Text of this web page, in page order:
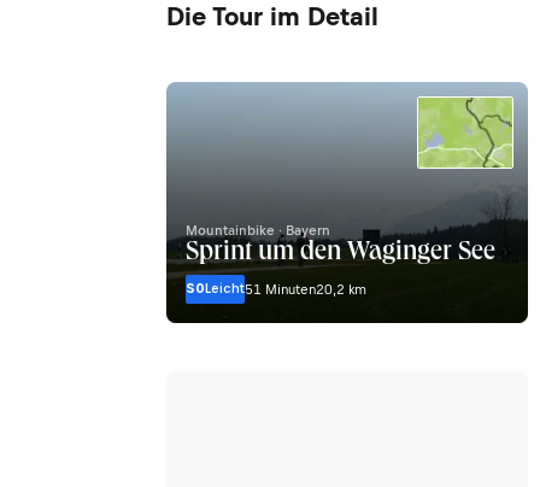
Die Tour im Detail
Mountainbike · Bayern
Sprint um den Waginger See
S0Leicht51 Minuten20,2 km